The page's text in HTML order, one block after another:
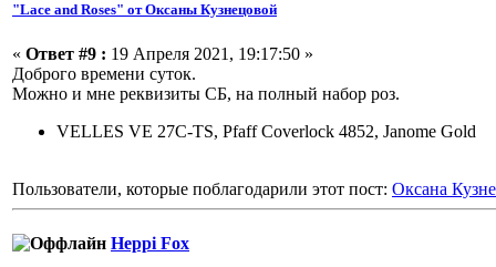
"Lace and Roses" от Оксаны Кузнецовой
« Ответ #9 : 19 Апреля 2021, 19:17:50 »
Доброго времени суток.
Можно и мне реквизиты СБ, на полный набор роз.
VELLES VE 27C-TS, Pfaff Coverlock 4852, Janome Gold
Пользователи, которые поблагодарили этот пост: Оксана
Heppi Fox